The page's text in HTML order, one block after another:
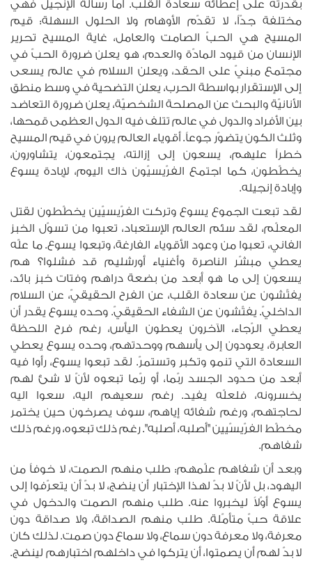
بقدرته على إعطائه سعادة القلب. أمّا رسالة الإنجيل فهي
مختلفة جدّاً، لا تقدّم الأوهام ولا الحلول السهلة: قيم
المسيح هي الحبّ الصامت والعامل، غاية المسيح تحرير
الإنسان من قيود المادّة والعدم، هو يعلن ضرورة الحبّ في
مجتمع مبنيّ على الحقد، ويعلن السلام في عالم يسعى
إلى الإستقرار بواسطة الحرب، يعلن التضحية في وسط منطق
الأنانيّة والبحث عن المصلحة الشخصيّة، يعلن ضرورة التعاضد
بين الأفراد والدول في عالم تتلف فيه الدول العظمى قمحها،
وثلث الكون يتضوّر جوعاً. أقوياء العالم يرون في قيم المسيح
خطراً عليهم، يسعون إلى إزالته، يجتمعون، يتشاورون،
يخطّطون، كما اجتمع الفرّيسيّون ذاك اليوم، لإبادة يسوع
وإبادة إنجيله.
لقد تبعت الجموع يسوع وتركت الفرّيسيّين يخطّطون لقتل
المعلّم، لقد سئم العالم الإستعباد، تعبوا من تسوّل الخبز
الفاني، تعبوا من وعود الأقوياء الفارغة، وتبعوا يسوع. ما علّه
يعطي مبشّر الناصرة وأغنياء أورشليم قد فشلوا؟ هم
يسعون إلى ما هو أبعد من بضعة دراهم وفتات خبز بائد،
يفتّشون عن سعادة القلب، عن الفرح الحقيقيّ، عن السلام
الداخليّ. يفتّشون عن الشفاء الحقيقيّ. وحده يسوع يقدر أن
يعطي الرّجاء، الآخرون يعطون اليأس، رغم فرح اللحظة
العابرة، يعودون إلى يأسهم ووحدتهم، وحده يسوع يعطي
السعادة التي تنمو وتكبر وتستمرّ. لقد تبعوا يسوع، رأوا فيه
أبعد من حدود الجسد ربّما، أو ربّما تبعوه لأنّ لا شئ لهم
يخسرونه، فلعلّه يفيد. رغم سعيهم اليه، سعوا اليه
لحاجتهم، ورغم شفائه إياهم، سوف يصرخون حين يختمر
مخطّط الفرّيسّيين "أصلبه، أصلبه". رغم ذلك تبعوه، ورغم ذلك
شفاهم.
وبعد أن شفاهم علّمهم: طلب منهم الصمت، لا خوفاً من
اليهود، بل لأنّ لا بدّ لهذا الإختبار أن ينضج، لا بدّ أن يتعرّفوا إلى
يسوع أوّلاً ليخبروا عنه. طلب منهم الصمت والدخول في
علاقة حبّ متأمّلة. طلب منهم الصداقة، ولا صداقة دون
معرفة، ولا معرفة دون سماع، ولا سماع دون صمت. لذلك كان
لا بدّ لهم أن يصمتوا، أن يتركوا في داخلهم اختبارهم لينضج.